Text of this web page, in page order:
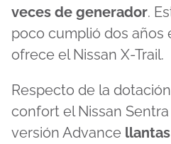
veces de generador.
poco cumplió dos años
ofrece el Nissan X-Trail.
Respecto de la
confort el Nissan
versión Advance llantas